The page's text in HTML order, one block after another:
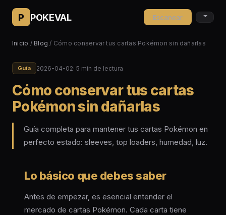
P POKEVAL Escanear
Inicio / Blog / Cómo conservar tus cartas Pokémon sin dañarlas
Guía 2026-04-02· 5 min de lectura
Cómo conservar tus cartas
Pokémon sin dañarlas
Guía completa para mantener tus cartas Pokémon en
perfecto estado: sleeves, top loaders, humedad, luz.
Lo básico que debes saber
Antes de empezar, es esencial entender el
mercado de cartas Pokémon. Cada carta tiene